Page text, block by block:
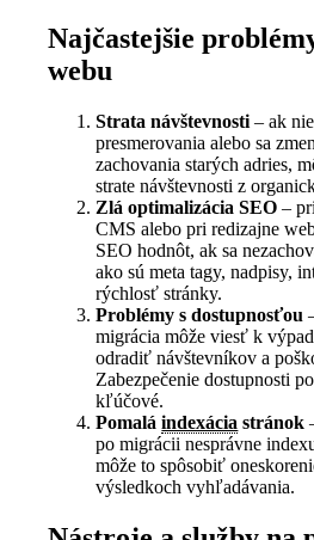
Najčastejšie
webu
Strata návštevnosti – ak
presmerovania alebo sa
zachovania starých adries,
strate návštevnosti z
Zlá optimalizácia SEO –
CMS alebo pri redizajne
SEO hodnôt, ak sa
ako sú meta tagy, nadpisy,
rýchlosť stránky.
Problémy s dostupnosťou
migrácia môže viesť k
odradiť návštevníkov a
Zabezpečenie dostupnosti
kľúčové.
Pomaláindexácia stránok
po migrácii nesprávne
môže to spôsobiť
výsledkoch vyhľadávania.